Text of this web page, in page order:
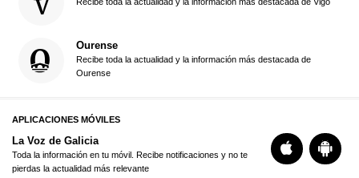
Ourense
Recibe toda la actualidad y la información más destacada de
Ourense
APLICACIONES MÓVILES
La Voz de Galicia
Toda la información en tu móvil. Recibe notificaciones y no te
pierdas la actualidad más relevante